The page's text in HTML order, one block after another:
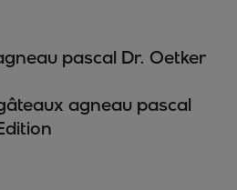
pascal Dr. Oetker
agneau pascal